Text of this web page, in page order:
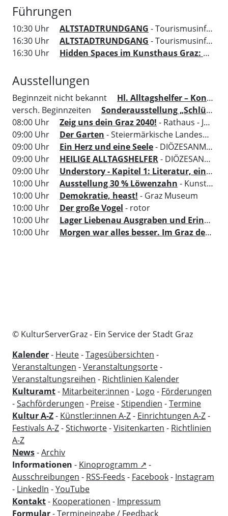
Führungen
10:30 Uhr ALTSTADTRUNDGANG - Tourismusinformation Region Graz
16:30 Uhr
ALTSTADTRUNDGANG - Tourismusinformation Region Graz
16:30 Uhr
Hidden Spaces im Kunsthaus Graz: Architektur-Rundgang mit Blick auf versteckte Plätze
Ausstellungen
Beginnzeit nicht bekannt
Hl. Alltagshelfer – Konkrete Hilfe aus dem Himmel
versch. Beginnzeiten
Sonderausstellung „Schlüssel zur Kunst“
08:00 Uhr
Zeig uns dein Graz 2040! - Rathaus - Jugendgalerie
09:00 Uhr
Der Garten - Steiermärkische Landesbibliothek
09:00 Uhr
Ein Herz und eine Seele- DIÖZESANMUSEUM Graz
09:00 Uhr
HEILIGE ALLTAGSHELFER- DIÖZESANMUSEUM Graz
09:00 Uhr
Understory - Kapitel 1: Literatur, ein Ort um sich zu versammeln
10:00 Uhr
Ausstellung 30 % Löwenzahn - Kunsthaus Graz
10:00 Uhr
Demokratie, heast! - Graz Museum
10:00 Uhr
Der große Vogel - rotor
10:00 Uhr
Lager Liebenau Ausgraben und Erinnern
10:00 Uhr
Morgen war alles besser. Im Graz der 70er
© KulturServerGraz - Ein Service der Stadt Graz
Kalender- Heute-Tagesübersichten -
Veranstaltungen -Veranstaltungsorte-
Veranstaltungsreihen - Richtlinien Kalender
Kulturamt- Mitarbeiter:innen - Logo - Förderungen
-Sachförderungen - Preise-Stipendien -Termine
Kultur A-Z- Künstler:innen A-Z- Einrichtungen A-Z-
Festivals A-Z-Stichworte-Visitenkarten - Richtlinien
A-Z
News-Archiv
Informationen - Kinoprogramm ↗ -
Ausschreibungen - RSS-Feeds - Facebook- Instagram
- LinkedIn -YouTube
Kontakt- Kooperationen - Impressum
Formular-Termineingabe / Feedback